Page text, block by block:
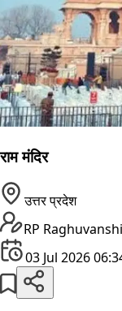
राम मंदिर
उत्तर प्रदेश
RP Raghuvanshi
03 Jul 2026